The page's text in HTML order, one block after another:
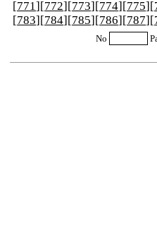
[771][772][773][774][775][
[783][784][785][786][787][
No